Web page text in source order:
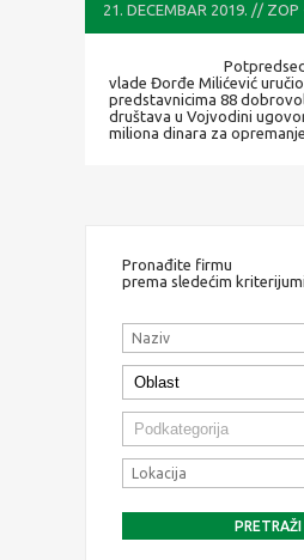
21. DECEMBAR 2019. // ZOP
Potpredsednik
vlade Đorđe Milićević
predstavnicima 88
društava u Vojvodini
miliona dinara za
Pronađite firmu
prema sledećim